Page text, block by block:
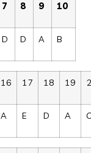
7 8 9 10
D D A B
16 17 18 19
A E D A C